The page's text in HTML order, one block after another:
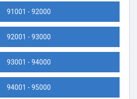
91001 - 92000
92001 - 93000
93001 - 94000
94001 - 95000